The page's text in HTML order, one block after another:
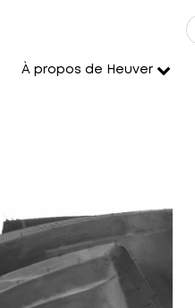
À propos de Heuver